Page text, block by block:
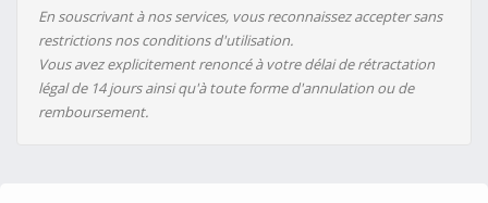
En souscrivant à nos services, vous reconnaissez accepter sans
restrictions nos conditions d'utilisation.
Vous avez explicitement renoncé à votre délai de rétractation
légal de 14 jours ainsi qu'à toute forme d'annulation ou de
remboursement.